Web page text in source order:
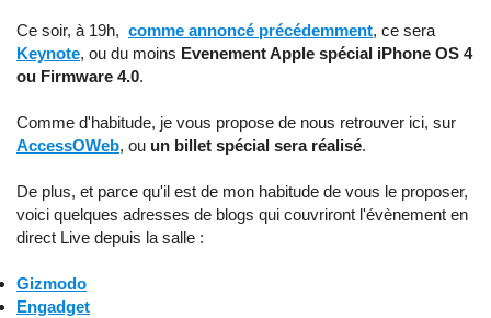
Ce soir, à 19h, comme annoncé précédemment, ce sera
Keynote, ou du moins Evenement Apple spécial iPhone OS 4
ou Firmware 4.0.
Comme d'habitude, je vous propose de nous retrouver ici, sur
AccessOWeb, ou un billet spécial sera réalisé.
De plus, et parce qu'il est de mon habitude de vous le proposer,
voici quelques adresses de blogs qui couvriront l'évènement en
direct Live depuis la salle :
Gizmodo
Engadget